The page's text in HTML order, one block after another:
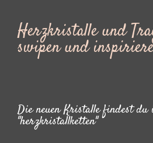
Herzkristalle und
swipen und
Die neuen Kristalle findest du
"herzkristallketten"